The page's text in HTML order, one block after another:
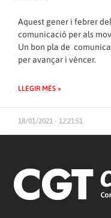
Aquest gener i febrer
comunicació per als
Un bon pla de
per avançar i vèncer.
LLEGIR MÉS »
18/01/2021 - 12:21:51